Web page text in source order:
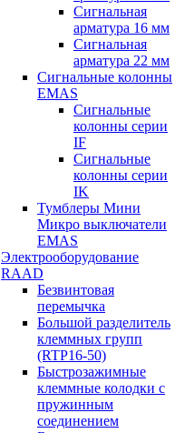
Сигнальная
арматура 16 мм
Сигнальная
арматура 22 мм
Сигнальные колонны
EMAS
Сигнальные
колонны серии
IF
Сигнальные
колонны серии
IK
Тумблеры Мини
Микро выключатели
EMAS
Электрооборудование
RAAD
Безвинтовая
перемычка
Большой разделитель
клеммных групп
(RTP16-50)
Быстрозажимные
клеммные колодки с
пружинным
соединением